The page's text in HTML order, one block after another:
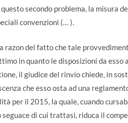
questo secondo problema, la misura
convenzioni (… ).
razon del fatto che tale
in quanto le disposizioni da esso
il giudice del rinvio chiede, in
che esso osta ad una
per il 2015, la quale, cuando
seguace di cui trattasi, riduca il